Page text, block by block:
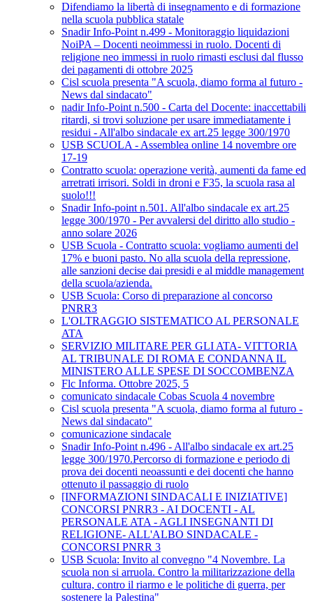
Difendiamo la libertà di insegnamento e di formazione
nella scuola pubblica statale
Snadir Info-Point n.499 - Monitoraggio liquidazioni
NoiPA – Docenti neoimmessi in ruolo. Docenti di
religione neo immessi in ruolo rimasti esclusi dal flusso
dei pagamenti di ottobre 2025
Cisl scuola presenta "A scuola, diamo forma al futuro -
News dal sindacato"
nadir Info-Point n.500 - Carta del Docente: inaccettabili
ritardi, si trovi soluzione per usare immediatamente i
residui - All'albo sindacale ex art.25 legge 300/1970
USB SCUOLA - Assemblea online 14 novembre ore
17-19
Contratto scuola: operazione verità, aumenti da fame ed
arretrati irrisori. Soldi in droni e F35, la scuola rasa al
suolo!!!
Snadir Info-point n.501. All'albo sindacale ex art.25
legge 300/1970 - Per avvalersi del diritto allo studio -
anno solare 2026
USB Scuola - Contratto scuola: vogliamo aumenti del
17% e buoni pasto. No alla scuola della repressione,
alle sanzioni decise dai presidi e al middle management
della scuola/azienda.
USB Scuola: Corso di preparazione al concorso
PNRR3
L'OLTRAGGIO SISTEMATICO AL PERSONALE
ATA
SERVIZIO MILITARE PER GLI ATA- VITTORIA
AL TRIBUNALE DI ROMA E CONDANNA IL
MINISTERO ALLE SPESE DI SOCCOMBENZA
Flc Informa. Ottobre 2025, 5
comunicato sindacale Cobas Scuola 4 novembre
Cisl scuola presenta "A scuola, diamo forma al futuro -
News dal sindacato"
comunicazione sindacale
Snadir Info-Point n.496 - All'albo sindacale ex art.25
legge 300/1970.Percorso di formazione e periodo di
prova dei docenti neoassunti e dei docenti che hanno
ottenuto il passaggio di ruolo
[INFORMAZIONI SINDACALI E INIZIATIVE]
CONCORSI PNRR3 - AI DOCENTI - AL
PERSONALE ATA - AGLI INSEGNANTI DI
RELIGIONE- ALL'ALBO SINDACALE -
CONCORSI PNRR 3
USB Scuola: Invito al convegno "4 Novembre. La
scuola non si arruola. Contro la militarizzazione della
cultura, contro il riarmo e le politiche di guerra, per
sostenere la Palestina"